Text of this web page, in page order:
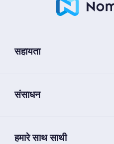
सहायता
संसाधन
हमारे साथ साथी